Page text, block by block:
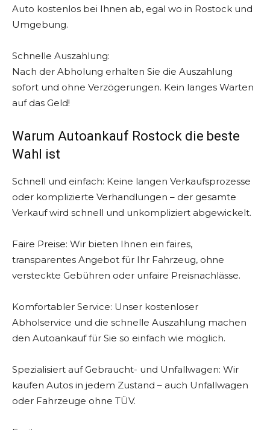
Auto kostenlos bei Ihnen ab, egal wo in Rostock und
Umgebung.
Schnelle Auszahlung:
Nach der Abholung erhalten Sie die Auszahlung
sofort und ohne Verzögerungen. Kein langes Warten
auf das Geld!
Warum Autoankauf Rostock die beste
Wahl ist
Schnell und einfach: Keine langen Verkaufsprozesse
oder komplizierte Verhandlungen – der gesamte
Verkauf wird schnell und unkompliziert abgewickelt.
Faire Preise: Wir bieten Ihnen ein faires,
transparentes Angebot für Ihr Fahrzeug, ohne
versteckte Gebühren oder unfaire Preisnachlässe.
Komfortabler Service: Unser kostenloser
Abholservice und die schnelle Auszahlung machen
den Autoankauf für Sie so einfach wie möglich.
Spezialisiert auf Gebraucht- und Unfallwagen: Wir
kaufen Autos in jedem Zustand – auch Unfallwagen
oder Fahrzeuge ohne TÜV.